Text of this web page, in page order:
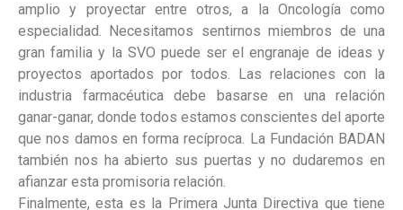
amplio y proyectar entre otros, a la Oncología como
especialidad. Necesitamos sentirnos miembros de una
gran familia y la SVO puede ser el engranaje de ideas y
proyectos aportados por todos. Las relaciones con la
industria farmacéutica debe basarse en una relación
ganar-ganar, donde todos estamos conscientes del aporte
que nos damos en forma recíproca. La Fundación BADAN
también nos ha abierto sus puertas y no dudaremos en
afianzar esta promisoria relación.
Finalmente, esta es la Primera Junta Directiva que tiene